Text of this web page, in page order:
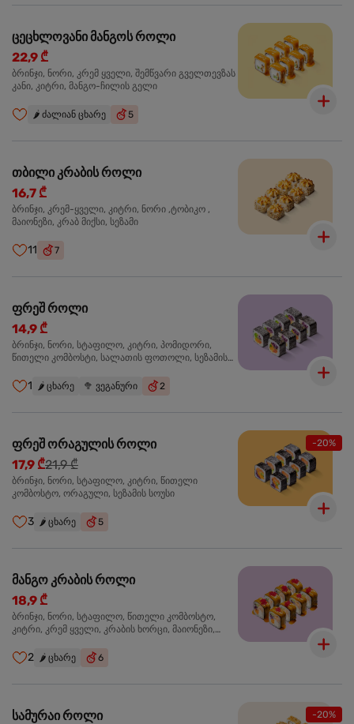
ცეცხლოვანი მანგოს როლი
22,9 ₾
ბრინჯი, ნორი, კრემ ყველი, შემწვარი გველთევზას
კანი, კიტრი, მანგო-ჩილის გელი
🌶️ ძალიან ცხარე 5
თბილი კრაბის როლი
16,7 ₾
ბრინჯი, კრემ-ყველი, კიტრი, ნორი ,ტობიკო ,
მაიონეზი, კრაბ მიქსი, სეზამი
11 7
ფრეშ როლი
14,9 ₾
ბრინჯი, ნორი, სტაფილო, კიტრი, პომიდორი,
წითელი კომბოსტი, სალათის ფოთოლი, სეზამის
1 🌶️ ცხარე 🥦 ვეგანური 2
-20%
ფრეშ ორაგულის როლი
17,9 ₾21,9 ₾
ბრინჯი, ნორი, სტაფილო, კიტრი, წითელი
კომბოსტო, ორაგული, სეზამის სოუსი
3 🌶️ ცხარე 5
მანგო კრაბის როლი
18,9 ₾
ბრინჯი, ნორი, სტაფილო, წითელი კომბოსტო,
კიტრი, კრემ ყველი, კრაბის ხორცი, მაიონეზი,
2 🌶️ ცხარე 6
-20%
სამურაი როლი